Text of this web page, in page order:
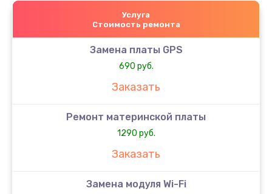
Услуга
Стоимость ремонта
Замена платы GPS
690 руб.
Заказать
Ремонт материнской платы
1290 руб.
Заказать
Замена модуля Wi-Fi